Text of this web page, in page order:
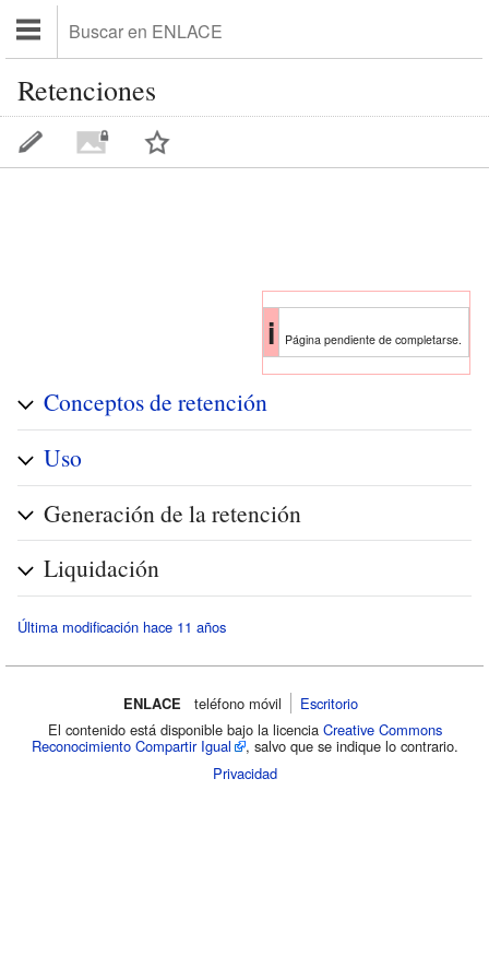
Retenciones
i Página pendiente de completarse.
Conceptos de retención
Uso
Generación de la retención
Liquidación
Última modificación hace 11 años
ENLACE teléfono móvil‌
Escritorio
El contenido está disponible bajo la licencia Creative Commons
Reconocimiento Compartir Igual
, salvo que se indique lo contrario.
Privacidad